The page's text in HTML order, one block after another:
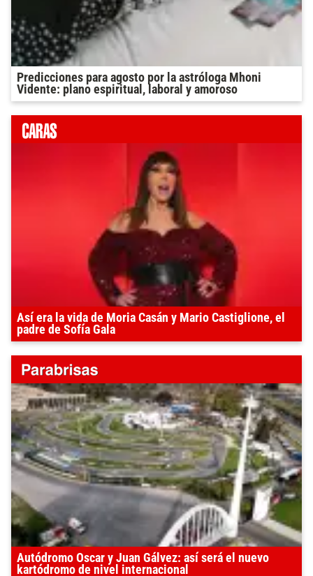
Predicciones para agosto por la astróloga Mhoni
Vidente: plano espiritual, laboral y amoroso
Así era la vida de Moria Casán y Mario Castiglione, el
padre de Sofía Gala
Autódromo Oscar y Juan Gálvez: así será el nuevo
kartódromo de nivel internacional